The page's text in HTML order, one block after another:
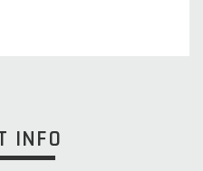
INFO